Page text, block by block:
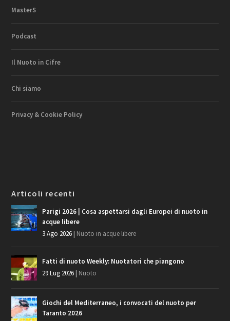
MasterS
Podcast
Il Nuoto in Cifre
Chi siamo
Privacy & Cookie Policy
Articoli recenti
Parigi 2026 | Cosa aspettarsi dagli Europei di nuoto in
acque libere
3 Ago 2026| Nuoto in acque libere
Fatti di nuoto Weekly: Nuotatori che piangono
29 Lug 2026| Nuoto
Giochi del Mediterraneo, i convocati del nuoto per
Taranto 2026